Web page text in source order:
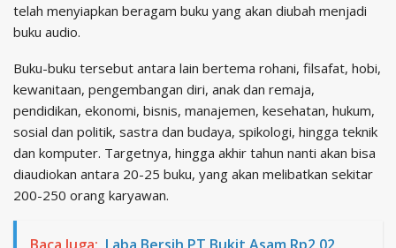
telah menyiapkan beragam buku yang akan diubah menjadi
buku audio.
Buku-buku tersebut antara lain bertema rohani, filsafat, hobi,
kewanitaan, pengembangan diri, anak dan remaja,
pendidikan, ekonomi, bisnis, manajemen, kesehatan, hukum,
sosial dan politik, sastra dan budaya, spikologi, hingga teknik
dan komputer. Targetnya, hingga akhir tahun nanti akan bisa
diaudiokan antara 20-25 buku, yang akan melibatkan sekitar
200-250 orang karyawan.